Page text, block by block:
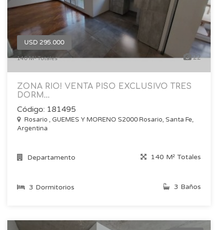
USD 295.000
140 M² Totales 22
ZONA RIO! VENTA PISO EXCLUSIVO TRES
DORM...
Código: 181495
Rosario , GUEMES Y MORENO S2000 Rosario, Santa Fe,
Argentina
Departamento 140 M² Totales
3 Dormitorios 3 Baños